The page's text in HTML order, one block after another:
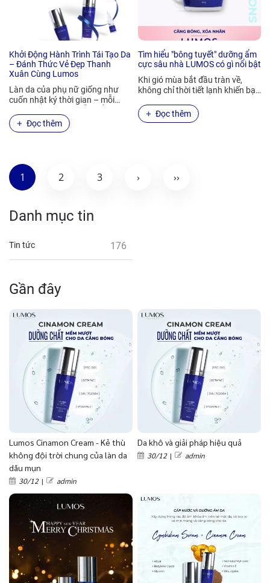
Khởi Động Hành Trình Tái Tạo Da
– Đánh Thức Vẻ Đẹp Thanh
Xuân Cùng Lumos
Làn da của phụ nữ giống như
cuốn nhật ký thời gian – mỗi
Đọc thêm
Tìm hiểu "bông tuyết" dưỡng ẩm
cực sâu nhà LUMOS có gì nổi bật
Khi gió mùa bắt đầu tràn về,
không chỉ thời tiết lạnh khiến bạn
Đọc thêm
1 2 3 › ››
Danh mục tin
Tin tức 176
Gần đây
Lumos Cinamon Cream - Kẻ thù
không đội trời chung của làn da
dầu mụn
30/12 | admin
Da khô và giải pháp hiệu quả
30/12 | admin